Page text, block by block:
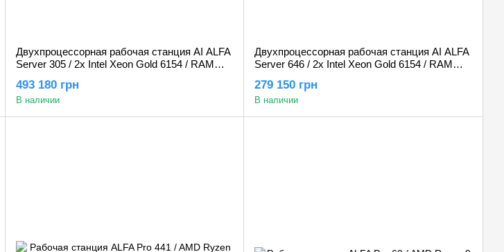
Двухпроцессорная рабочая станция AI ALFA
Server 305 / 2х Intel Xeon Gold 6154 / RAM
24GB
493 180 грн
В наличии
Двухпроцессорная рабочая станция AI ALFA
Server 646 / 2х Intel Xeon Gold 6154 / RAM
24GB
279 150 грн
В наличии